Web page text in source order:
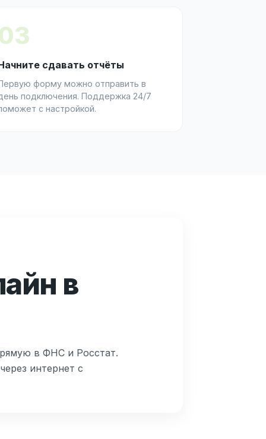
сдавать отчёты
форму можно отправить в
подключения. Поддержка 24/7
с настройкой.
в
в ФНС и Росстат.
интернет с